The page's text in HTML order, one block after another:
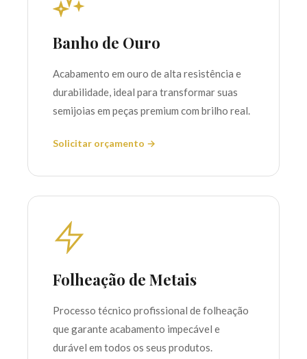
Banho de Ouro
Acabamento em ouro de alta resistência e
durabilidade, ideal para transformar suas
semijoias em peças premium com brilho real.
Solicitar orçamento →
Folheação de Metais
Processo técnico profissional de folheação
que garante acabamento impecável e
durável em todos os seus produtos.